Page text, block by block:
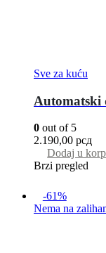
Sve za kuću
Automatski
0 out of 5
2.190,00 рсд
Dodaj u
Brzi pregled
-61%
Nema na